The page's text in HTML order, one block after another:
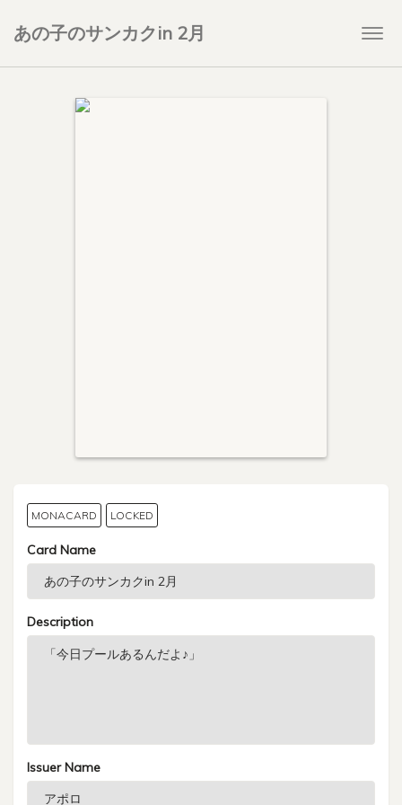
あの子のサンカクin 2月
MONACARD LOCKED
Card Name
Description
Issuer Name